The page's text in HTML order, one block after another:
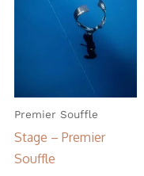
Premier Souffle
Stage – Premier
Souffle